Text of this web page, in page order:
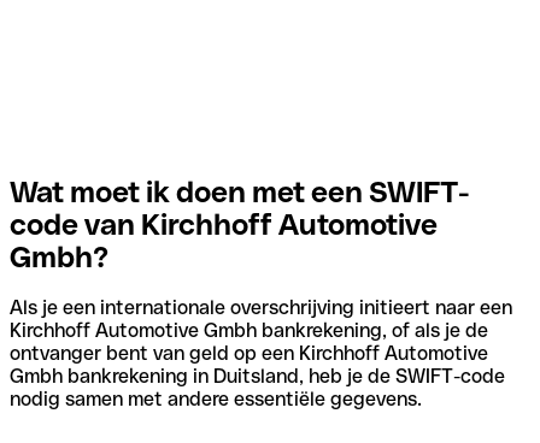
Wat moet ik doen met een SWIFT-
code van Kirchhoff Automotive
Gmbh?
Als je een internationale overschrijving initieert naar een
Kirchhoff Automotive Gmbh bankrekening, of als je de
ontvanger bent van geld op een Kirchhoff Automotive
Gmbh bankrekening in Duitsland, heb je de SWIFT-code
nodig samen met andere essentiële gegevens.